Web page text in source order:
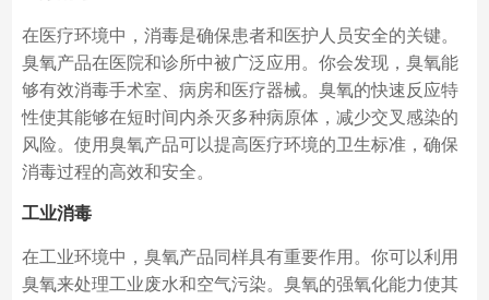
在医疗环境中，消毒是确保患者和医护人员安全的关键。
臭氧产品在医院和诊所中被广泛应用。你会发现，臭氧能
够有效消毒手术室、病房和医疗器械。臭氧的快速反应特
性使其能够在短时间内杀灭多种病原体，减少交叉感染的
风险。使用臭氧产品可以提高医疗环境的卫生标准，确保
消毒过程的高效和安全。
工业消毒
在工业环境中，臭氧产品同样具有重要作用。你可以利用
臭氧来处理工业废水和空气污染。臭氧的强氧化能力使其